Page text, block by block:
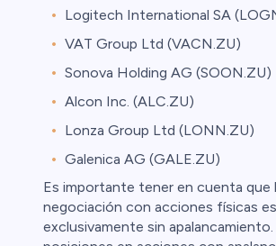
Logitech International SA
VAT Group Ltd (VACN.ZU)
Sonova Holding AG (SOON.ZU)
Alcon Inc. (ALC.ZU)
Lonza Group Ltd (LONN.ZU)
Galenica AG (GALE.ZU)
Es importante tener en cuenta que
negociación con acciones físicas
exclusivamente sin apalancamiento.